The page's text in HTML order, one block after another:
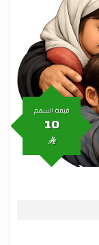
قيمة السهم
10
